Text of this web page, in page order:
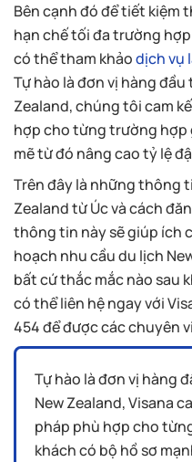
Bên cạnh đó để tiết kiệm
hạn chế tối đa trường
có thể tham khảodịch vụ
Tự hào là đơn vị hàng
Zealand, chúng tôi cam
hợp cho từng trường hợp
mẽ từ đó nâng cao tỷ lệ
Trên đây là những thông
Zealand từ Úc và cách
thông tin này sẽ giúp ích
hoạch nhu cầu du lịch
bất cứ thắc mắc nào sau
có thể liên hệ ngay với
454 để được các chuyên
Tự hào là đơn vị hàng
New Zealand, Visana
pháp phù hợp cho
khách có bộ hồ sơ